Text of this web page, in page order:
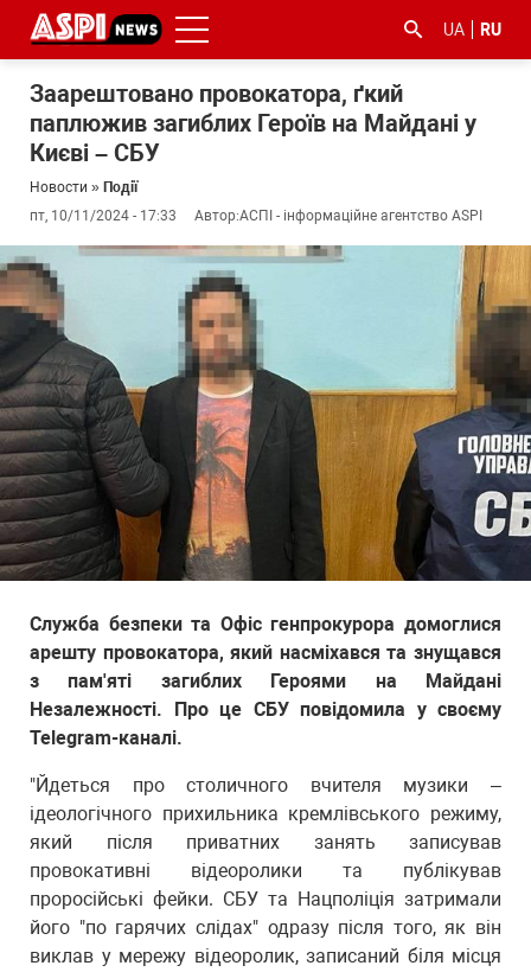
UA RU
Заарештовано провокатора, ґкий
паплюжив загиблих Героїв на Майдані у
Києві – СБУ
Новости » Події
пт, 10/11/2024 - 17:33
Автор:АСПІ - інформаційне агентство ASPI
Служба безпеки та Офіс генпрокурора домоглися
арешту провокатора, який насміхався та знущався
з пам'яті загиблих Героями на Майдані
Незалежності. Про це СБУ повідомила у своєму
Telegram-каналі.
"Йдеться про столичного вчителя музики –
ідеологічного прихильника кремлівського режиму,
який після приватних занять записував
провокативні відеоролики та публікував
проросійські фейки. СБУ та Нацполіція затримали
його "по гарячих слідах" одразу після того, як він
виклав у мережу відеоролик, записаний біля місця
#ООС #гфс #Киев #коронавірус